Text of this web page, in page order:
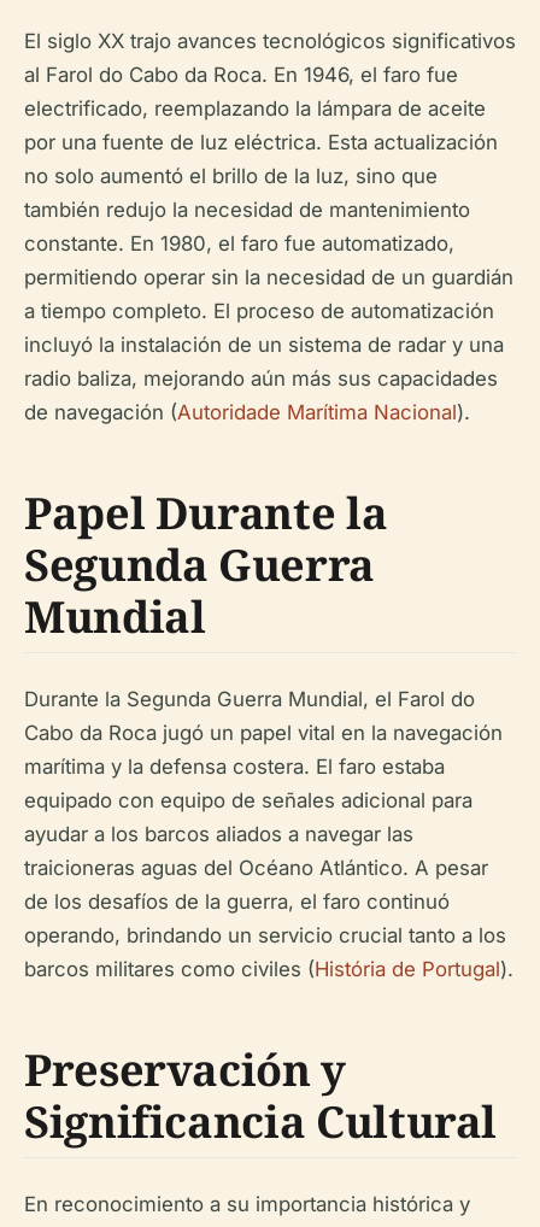
El siglo XX trajo avances tecnológicos significativos
al Farol do Cabo da Roca. En 1946, el faro fue
electrificado, reemplazando la lámpara de aceite
por una fuente de luz eléctrica. Esta actualización
no solo aumentó el brillo de la luz, sino que
también redujo la necesidad de mantenimiento
constante. En 1980, el faro fue automatizado,
permitiendo operar sin la necesidad de un guardián
a tiempo completo. El proceso de automatización
incluyó la instalación de un sistema de radar y una
radio baliza, mejorando aún más sus capacidades
de navegación (Autoridade Marítima Nacional).
Papel Durante la
Segunda Guerra
Mundial
Durante la Segunda Guerra Mundial, el Farol do
Cabo da Roca jugó un papel vital en la navegación
marítima y la defensa costera. El faro estaba
equipado con equipo de señales adicional para
ayudar a los barcos aliados a navegar las
traicioneras aguas del Océano Atlántico. A pesar
de los desafíos de la guerra, el faro continuó
operando, brindando un servicio crucial tanto a los
barcos militares como civiles (História de Portugal).
Preservación y
Significancia Cultural
En reconocimiento a su importancia histórica y